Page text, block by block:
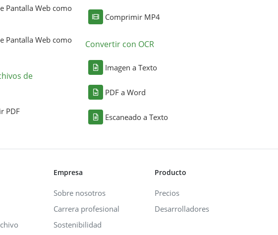
Pantalla Web como
Pantalla Web como
de
PDF
Comprimir MP4
Convertir con OCR
Imagen a Texto
PDF a Word
Escaneado a Texto
Empresa
Sobre nosotros
Carrera profesional
Sostenibilidad
Producto
Precios
Desarrolladores